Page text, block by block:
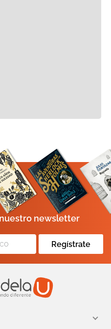
newsletter
Regístrate